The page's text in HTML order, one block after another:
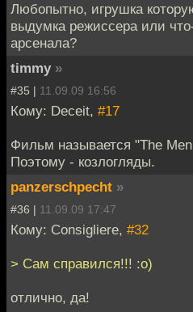
Любопытно, игрушка
выдумка режиссера или
арсенала?
timmy »
#35 | 11.09.09 16:56
Кому: Deceit, #17
Фильм называется "The
Поэтому - козлогляды.
panzerschpecht »
#36 | 11.09.09 17:47
Кому: Consigliere, #32
> Cам справился!!! :o)
отлично, да!